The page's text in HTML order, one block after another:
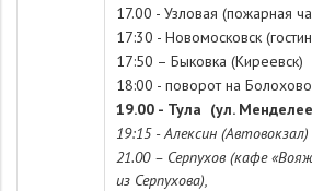
17.00 - Узловая (пожарная
17:30 - Новомосковск
17:50 – Быковка (Киреевск)
18:00 - поворот на Болохово
19.00 - Тула (ул.
19:15 - Алексин (Автовокзал)
21.00 – Серпухов (кафе
из Серпухова),